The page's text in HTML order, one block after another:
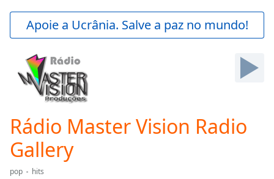
Skip
Backward
Skip
Current
Time0:00
Duration-:-
Loaded:
Apoie a Ucrânia. Salve a paz no mundo!
Rádio Master Vision Radio
Gallery
pop
hits